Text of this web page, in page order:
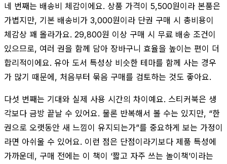
네 번째는 배송비 체감이에요. 상품 가격이 5,500원이라 본품은
가볍지만, 기본 배송비가 3,000원이라 단권 구매 시 총비용이
체감상 꽤 올라가요. 29,800원 이상 구매 시 무료 배송 조건이
있으므로, 여러 권을 함께 담아 장바구니 효율을 높이는 편이 더
합리적이에요. 유아 도서 특성상 비슷한 테마를 함께 사는 경우
가 많기 때문에, 처음부터 묶음 구매를 검토하는 것도 좋아요.
다섯 번째는 기대와 실제 사용 시간의 차이예요. 스티커북은 생
각보다 금방 끝날 수 있어요. 물론 반복해서 볼 수는 있지만, “한
권으로 오랫동안 새 느낌이 유지되는가”를 중요하게 보는 가정이
라면 아쉬울 수 있어요. 이런 점은 단점이라기보다 제품 특성에
가까운데, 구매 전에는 이 책이 ‘짧고 자주 쓰는 놀이책’이라는